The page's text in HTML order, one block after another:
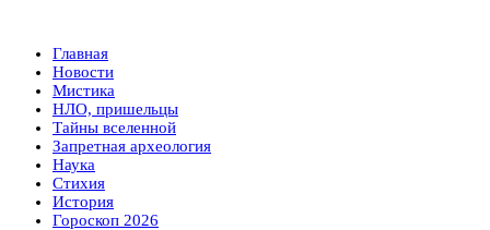
Главная
Новости
Мистика
НЛО, пришельцы
Тайны вселенной
Запретная археология
Наука
Стихия
История
Гороскоп 2026